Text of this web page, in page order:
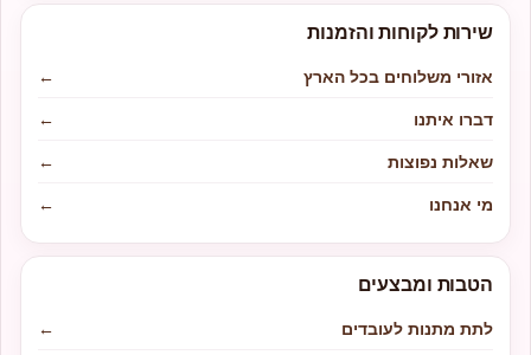
שירות לקוחות והזמנות
אזורי משלוחים בכל הארץ
←
דברו איתנו
←
שאלות נפוצות
←
מי אנחנו
←
הטבות ומבצעים
לתת מתנות לעובדים
←